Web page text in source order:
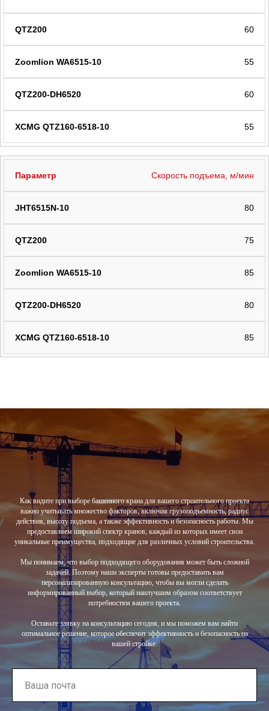
60
55
60
55
Скорость подъема, м/мин
80
75
85
80
85
Как видите при выборе башенного крана для вашего строительного проекта
важно учитывать множество факторов, включая грузоподъемность, радиус
действия, высоту подъема, а также эффективность и безопасность работы. Мы
предоставляем широкий спектр кранов, каждый из которых имеет свои
уникальные преимущества, подходящие для различных условий строительства.
Мы понимаем, что выбор подходящего оборудования может быть сложной
задачей. Поэтому наши эксперты готовы предоставить вам
персонализированную консультацию, чтобы вы могли сделать
информированный выбор, который наилучшим образом соответствует
потребностям вашего проекта.
Оставьте заявку на консультацию сегодня, и мы поможем вам найти
оптимальное решение, которое обеспечит эффективность и безопасность на
вашей стройке.